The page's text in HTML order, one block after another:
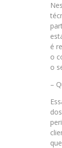
é
o
o
–